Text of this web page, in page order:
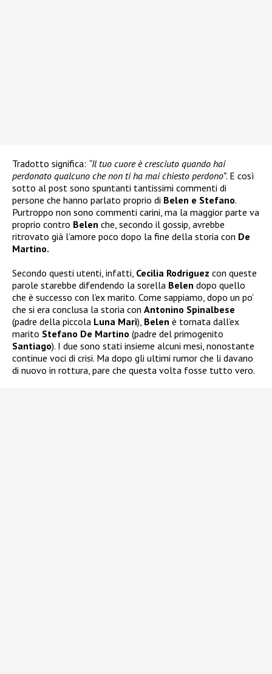
Tradotto significa: “Il tuo cuore è cresciuto quando hai
perdonato qualcuno che non ti ha mai chiesto perdono”. E così
sotto al post sono spuntanti tantissimi commenti di
persone che hanno parlato proprio di Belen e Stefano.
Purtroppo non sono commenti carini, ma la maggior parte va
proprio contro Belen che, secondo il gossip, avrebbe
ritrovato già l’amore poco dopo la fine della storia con De
Martino.
Secondo questi utenti, infatti, Cecilia Rodriguez con queste
parole starebbe difendendo la sorella Belen dopo quello
che è successo con l’ex marito. Come sappiamo, dopo un po’
che si era conclusa la storia con Antonino Spinalbese
(padre della piccola Luna Marì), Belen è tornata dall’ex
marito Stefano De Martino (padre del primogenito
Santiago). I due sono stati insieme alcuni mesi, nonostante
continue voci di crisi. Ma dopo gli ultimi rumor che li davano
di nuovo in rottura, pare che questa volta fosse tutto vero.